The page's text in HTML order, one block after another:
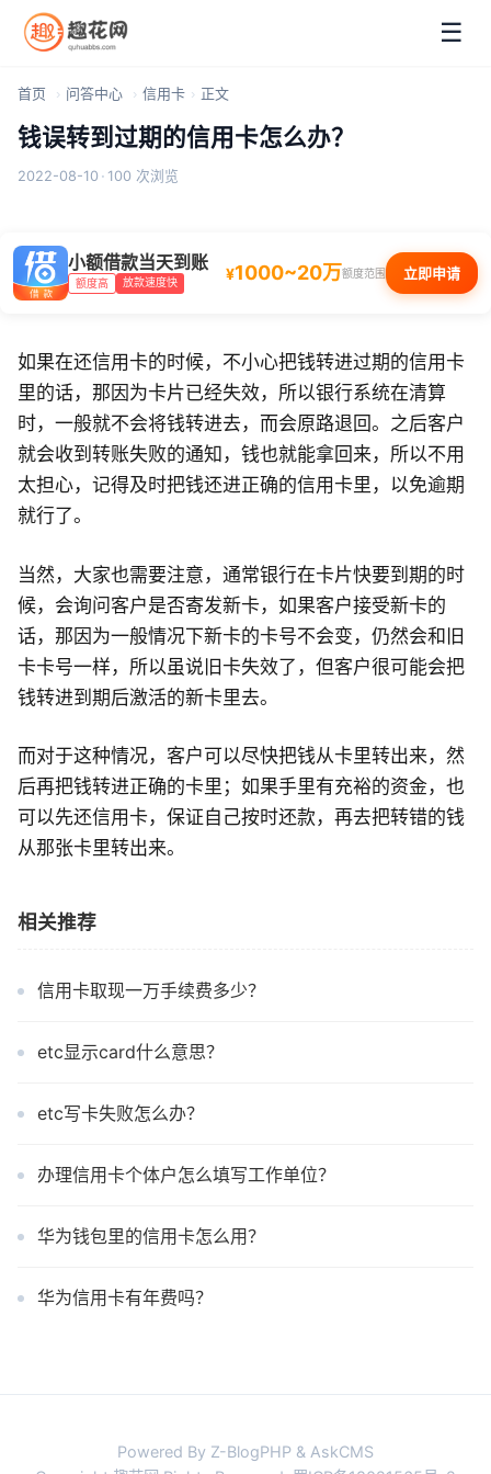
☰
首页 问答中心 信用卡 正文
钱误转到过期的信用卡怎么办？
2022-08-10 · 100 次浏览
小额借款当天到账
额度高 放款速度快 ¥1000~20万额度范围 立即申请
如果在还信用卡的时候，不小心把钱转进过期的信用卡
里的话，那因为卡片已经失效，所以银行系统在清算
时，一般就不会将钱转进去，而会原路退回。之后客户
就会收到转账失败的通知，钱也就能拿回来，所以不用
太担心，记得及时把钱还进正确的信用卡里，以免逾期
就行了。
当然，大家也需要注意，通常银行在卡片快要到期的时
候，会询问客户是否寄发新卡，如果客户接受新卡的
话，那因为一般情况下新卡的卡号不会变，仍然会和旧
卡卡号一样，所以虽说旧卡失效了，但客户很可能会把
钱转进到期后激活的新卡里去。
而对于这种情况，客户可以尽快把钱从卡里转出来，然
后再把钱转进正确的卡里；如果手里有充裕的资金，也
可以先还信用卡，保证自己按时还款，再去把转错的钱
从那张卡里转出来。
相关推荐
信用卡取现一万手续费多少？
etc显示card什么意思？
etc写卡失败怎么办？
办理信用卡个体户怎么填写工作单位？
华为钱包里的信用卡怎么用？
华为信用卡有年费吗？
Powered By Z-BlogPHP & AskCMS